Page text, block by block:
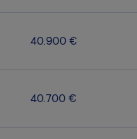
40.900 €
40.700 €